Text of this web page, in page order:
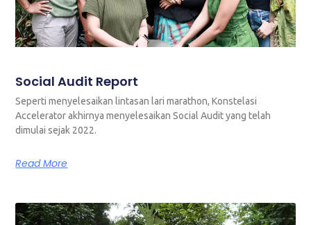
Social Audit Report
Seperti menyelesaikan lintasan lari marathon, Konstelasi
Accelerator akhirnya menyelesaikan Social Audit yang telah
dimulai sejak 2022.
Read More